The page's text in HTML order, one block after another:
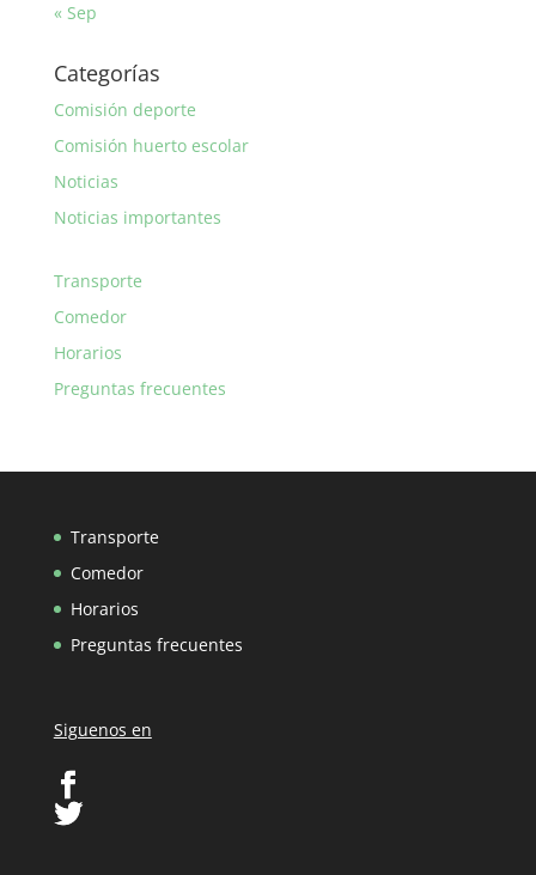
« Sep
Categorías
Comisión deporte
Comisión huerto escolar
Noticias
Noticias importantes
Transporte
Comedor
Horarios
Preguntas frecuentes
Transporte
Comedor
Horarios
Preguntas frecuentes
Siguenos en